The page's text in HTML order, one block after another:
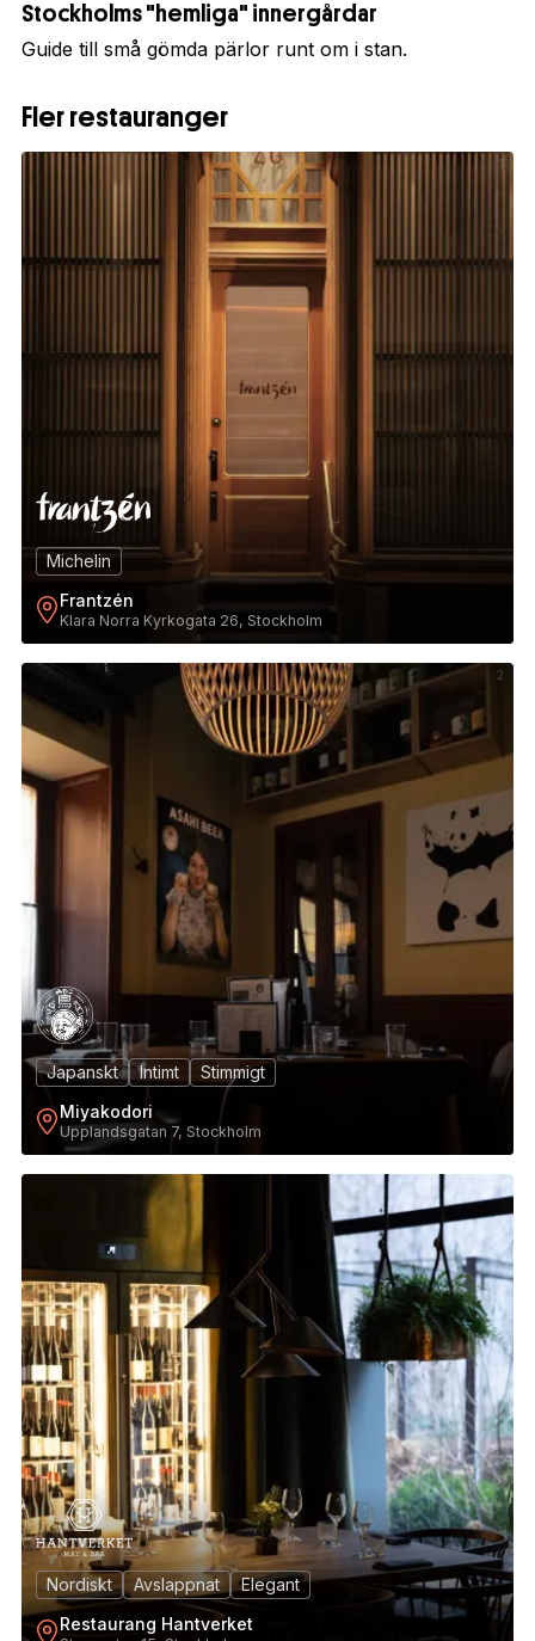
Stockholms "hemliga" innergårdar
Guide till små gömda pärlor runt om i stan.
Fler restauranger
1
Michelin
Frantzén
Klara Norra Kyrkogata 26, Stockholm
2
Japanskt Intimt
Stimmigt
Miyakodori
Upplandsgatan 7, Stockholm
3
Nordiskt Avslappnat
Elegant
Restaurang Hantverket